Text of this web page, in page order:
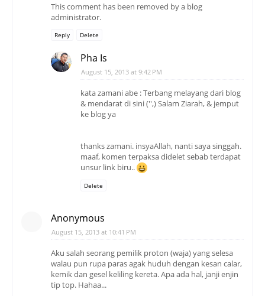
This comment has been removed by a blog
administrator.
Reply Delete
Pha Is
August 15, 2013 at 9:42 PM
kata zamani abe : Terbang melayang dari blog
& mendarat di sini ('',) Salam Ziarah, & jemput
ke blog ya
thanks zamani. insyaAllah, nanti saya singgah.
maaf, komen terpaksa didelet sebab terdapat
unsur link biru..
Delete
Anonymous
August 15, 2013 at 10:41 PM
Aku salah seorang pemilik proton (waja) yang selesa
walau pun rupa paras agak huduh dengan kesan calar,
kemik dan gesel keliling kereta. Apa ada hal, janji enjin
tip top. Hahaa...